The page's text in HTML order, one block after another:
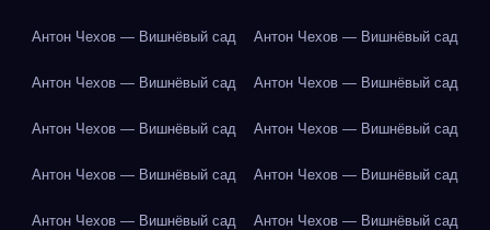
Антон Чехов — Вишнёвый сад Антон Чехов — Вишнёвый сад
Антон Чехов — Вишнёвый сад Антон Чехов — Вишнёвый сад
Антон Чехов — Вишнёвый сад Антон Чехов — Вишнёвый сад
Антон Чехов — Вишнёвый сад Антон Чехов — Вишнёвый сад
Антон Чехов — Вишнёвый сад Антон Чехов — Вишнёвый сад